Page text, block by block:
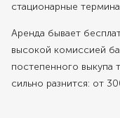
стационарные
Аренда бывает
высокой комиссией
постепенного выкупа
сильно разнится: от